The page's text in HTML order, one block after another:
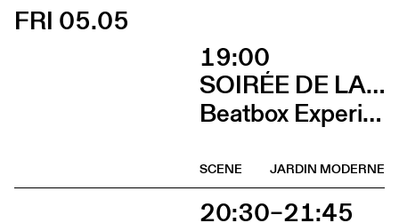
FRI 05.05
19:00
SOIRÉE DE LANCEMENT DU CCS ON TOUR À RENNES
Beatbox Experimental Video Game + Andrina Bollinger
JARDIN MODERNE
SCENE
20:30–21:45